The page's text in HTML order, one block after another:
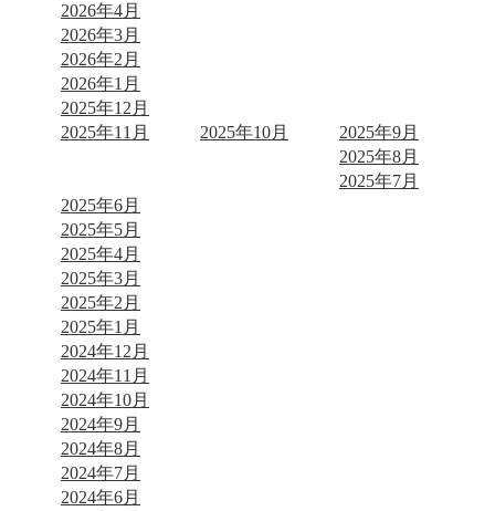
2026年4月
2026年3月
2026年2月
2026年1月
2025年12月
2025年11月
2025年10月
2025年9月
2025年8月
2025年7月
2025年6月
2025年5月
2025年4月
2025年3月
2025年2月
2025年1月
2024年12月
2024年11月
2024年10月
2024年9月
2024年8月
2024年7月
2024年6月